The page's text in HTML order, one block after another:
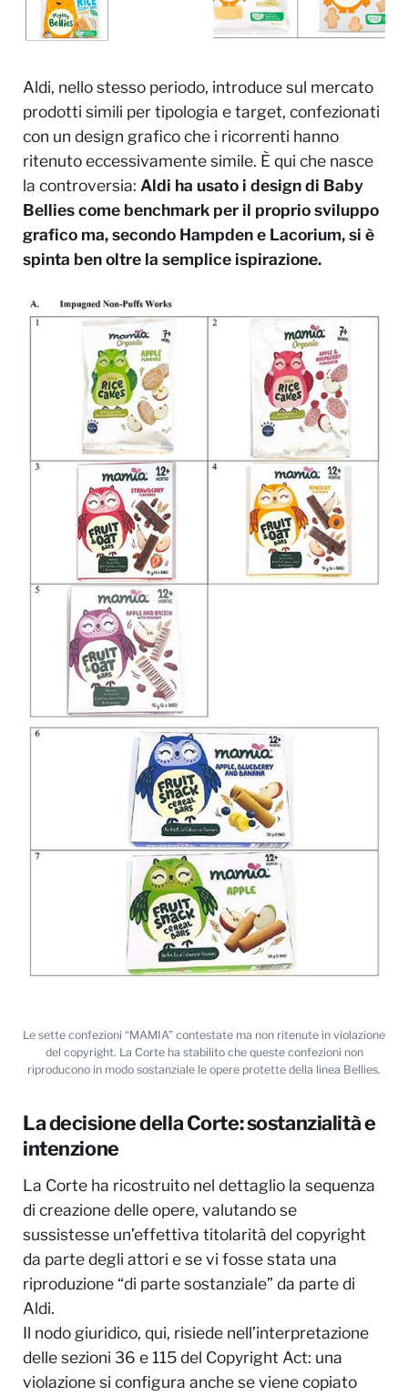
Aldi, nello stesso periodo, introduce sul mercato
prodotti simili per tipologia e target, confezionati
con un design grafico che i ricorrenti hanno
ritenuto eccessivamente simile. È qui che nasce
la controversia: Aldi ha usato i design di Baby
Bellies come benchmark per il proprio sviluppo
grafico ma, secondo Hampden e Lacorium, si è
spinta ben oltre la semplice ispirazione.
Le sette confezioni “MAMIA” contestate ma non ritenute in violazione
del copyright. La Corte ha stabilito che queste confezioni non
riproducono in modo sostanziale le opere protette della linea Bellies.
La decisione della Corte: sostanzialità e
intenzione
La Corte ha ricostruito nel dettaglio la sequenza
di creazione delle opere, valutando se
sussistesse un’effettiva titolarità del copyright
da parte degli attori e se vi fosse stata una
riproduzione “di parte sostanziale” da parte di
Aldi.
Il nodo giuridico, qui, risiede nell’interpretazione
delle sezioni 36 e 115 del Copyright Act: una
violazione si configura anche se viene copiato